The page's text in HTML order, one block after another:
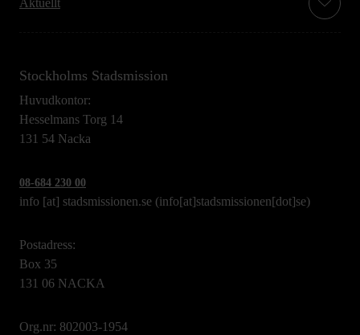
Aktuellt
Stockholms Stadsmission
Huvudkontor:
Hesselmans Torg 14
131 54 Nacka
08-684 230 00
info [at] stadsmissionen.se (info[at]stadsmissionen[dot]se)
Postadress:
Box 35
131 06 NACKA
Org.nr: 802003-1954